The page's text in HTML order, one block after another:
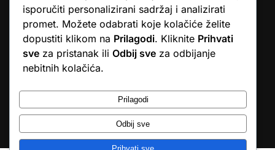
★★★★★
… Ono što me se dojmilo je ljudski pristup i njihova briga da
dobijem što sam naručio. U većini web shopova nitko vas ne
zove, samo otkažu narudžbu. …
Stjepan D.M.
© Argus elektronika d.o.o.
isporučiti personalizirani sadržaj i analizirati
promet. Možete odabrati koje kolačiće želite
dopustiti klikom na Prilagodi. Kliknite Prihvati
sve za pristanak ili Odbij sve za odbijanje
nebitnih kolačića.
Prilagodi
Odbij sve